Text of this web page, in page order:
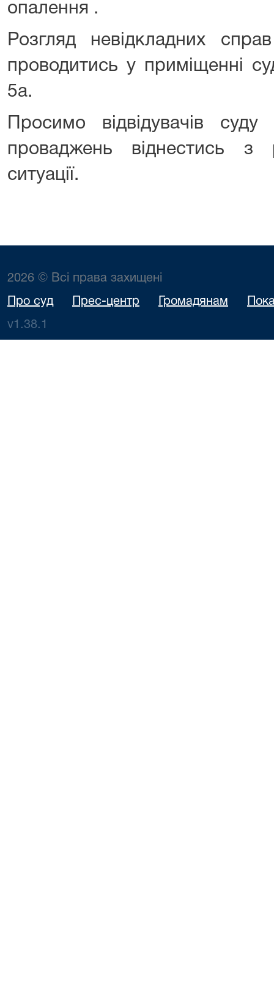
опалення .
Розгляд невідкладних
проводитись у приміщенні
5а.
Просимо відвідувачів
проваджень віднестись з
ситуації.
2026 © Всі права захищені
Про суд Прес-центр Громадянам
v1.38.1